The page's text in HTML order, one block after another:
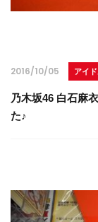
2016/10/05 アイ
乃木坂46 白石麻
た♪